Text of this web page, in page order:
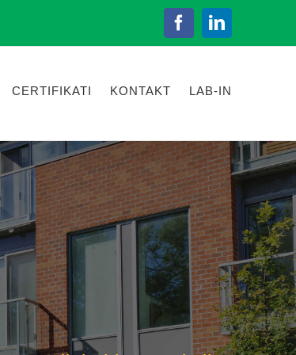
FacebookLinkedIn
CERTIFIKATI KONTAKT LAB-IN